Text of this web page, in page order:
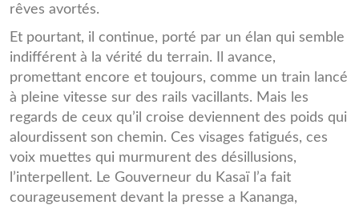
rêves avortés.
Et pourtant, il continue, porté par un élan qui semble
indifférent à la vérité du terrain. Il avance,
promettant encore et toujours, comme un train lancé
à pleine vitesse sur des rails vacillants. Mais les
regards de ceux qu’il croise deviennent des poids qui
alourdissent son chemin. Ces visages fatigués, ces
voix muettes qui murmurent des désillusions,
l’interpellent. Le Gouverneur du Kasaï l’a fait
courageusement devant la presse a Kananga,